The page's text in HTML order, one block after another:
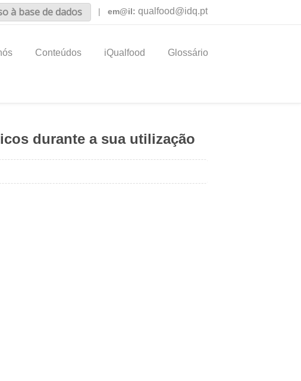
à base de dados | em@il: qualfood@idq.pt
Conteúdos iQualfood Glossário
durante a sua utilização